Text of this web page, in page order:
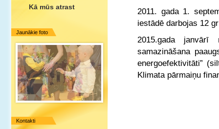
Kā mūs atrast
Jaunākie foto
Kontakti
2011. gada 1.
iestādē darbojas 12
2015.gada janvārī
samazināšana
energoefektivitāti”
Klimata pārmaiņu